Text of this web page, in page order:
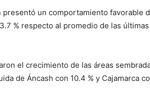
presentó un comportamiento favorable
% respecto al promedio de las
el crecimiento de las áreas
de Áncash con 10.4 % y Cajamarca